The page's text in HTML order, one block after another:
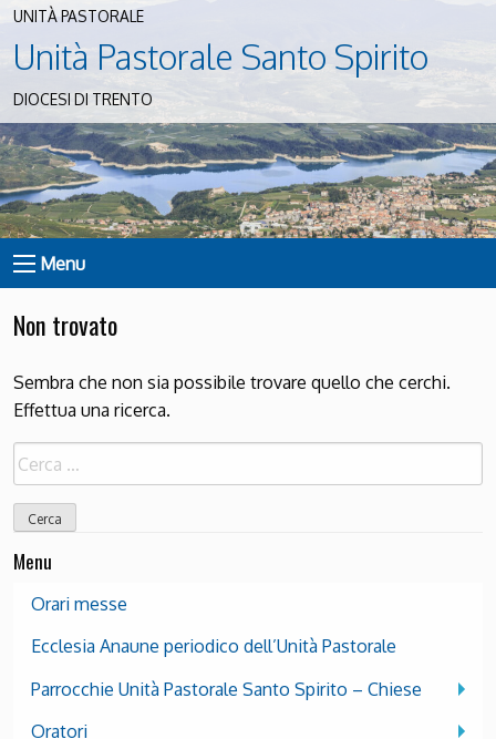
UNITÀ PASTORALE
Unità Pastorale Santo Spirito
DIOCESI DI TRENTO
Menu
Non trovato
Sembra che non sia possibile trovare quello che cerchi.
Effettua una ricerca.
Ricerca
per:
Menu
Orari messe
Ecclesia Anaune periodico dell’Unità Pastorale
Parrocchie Unità Pastorale Santo Spirito – Chiese
Oratori